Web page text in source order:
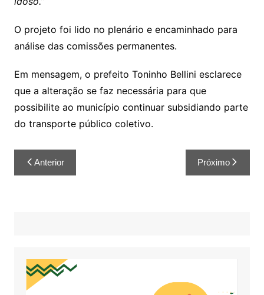
O projeto foi lido no plenário e encaminhado para
análise das comissões permanentes.
Em mensagem, o prefeito Toninho Bellini esclarece
que a alteração se faz necessária para que
possibilite ao município continuar subsidiando parte
do transporte público coletivo.
Anterior Próximo